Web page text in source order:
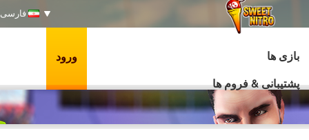
فارسی
بازی ها
پشتیبانی & فروم ها
ورود